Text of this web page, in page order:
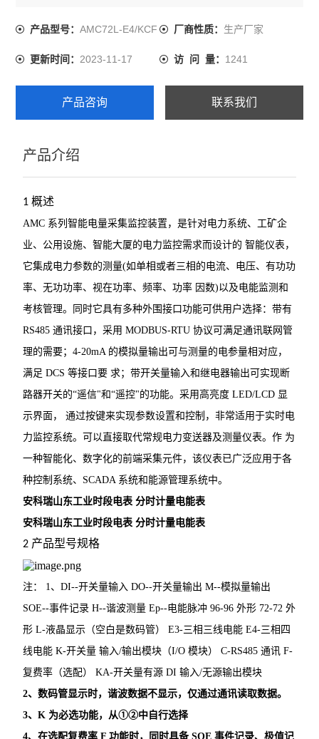
开关柜综合测控装置温湿度控制语音提示功能
带RS485通讯 报警 4-20mA输出单相电流表
实时无线测温采集设备
AMC系列电测仪表
电动机保护器
数据采集传输仪
防逆流检测仪表
DJSF1352直流电能表
母线测温监控模块
ATE 无线测温传感器
无线测温传感器
数据采集仪
ALP300电动机保护器
水泵计量控制箱
无线测温装置
安科瑞智慧综合管廊解决方案
智能照明控制系统
产品型号：AMC72L-E4/KCF 厂商性质： 生产厂家
更新时间：2023-11-17 访 问 量： 1241
产品咨询 联系我们
产品介绍
1概述
AMC 系列智能电量采集监控装置，是针对电力系统、工矿企
业、公用设施、智能大厦的电力监控需求而设计的智能仪表，
它集成电力参数的测量(如单相或者三相的电流、电压、有功功
率、无功功率、视在功率、频率、功率 因数)以及电能监测和
考核管理。同时它具有多种外围接口功能可供用户选择：带有
RS485 通讯接口，采用MODBUS-RTU 协议可满足通讯联网管
理的需要；4-20mA 的模拟量输出可与测量的电参量相对应，
满足 DCS 等接口要求；带开关量输入和继电器输出可实现断
路器开关的“遥信"和“遥控"的功能。采用高亮度 LED/LCD 显
示界面，通过按键来实现参数设置和控制，非常适用于实时电
力监控系统。可以直接取代常规电力变送器及测量仪表。作 为
一种智能化、数字化的前端采集元件，该仪表已广泛应用于各
种控制系统、SCADA 系统和能源管理系统中。
安科瑞山东工业时段电表 分时计量电能表
安科瑞山东工业时段电表 分时计量电能表
2 产品型号规格
注： 1、DI--开关量输入DO--开关量输出M--模拟量输出
SOE--事件记录H--谐波测量Ep--电能脉冲96-96 外形 72-72 外
形L-液晶显示（空白是数码管）E3-三相三线电能 E4-三相四
线电能K-开关量输入/输出模块（I/O 模块） C-RS485 通讯 F-
复费率（选配） KA-开关量有源 DI 输入/无源输出模块
2、数码管显示时，谐波数据不显示，仅通过通讯读取数据。
3、K 为必选功能，从①②中自行选择
4、在选配复费率 F 功能时，同时具备 SOE 事件记录、极值记